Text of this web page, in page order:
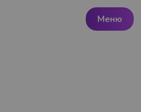
Меню